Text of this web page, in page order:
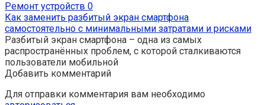
Ремонт устройств 0
Как заменить разбитый экран смартфона
самостоятельно с минимальными затратами и рисками
Разбитый экран смартфона – одна из самых
распространённых проблем, с которой сталкиваются
пользователи мобильной
Добавить комментарий
Для отправки комментария вам необходимо